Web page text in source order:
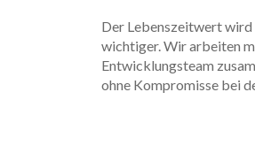
UNSERE
Der Lebenszeitwert
wichtiger. Wir arbeiten
Entwicklungsteam
ohne Kompromisse bei